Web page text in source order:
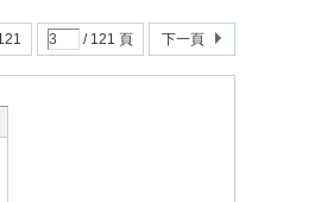
/ 121 頁 下一頁